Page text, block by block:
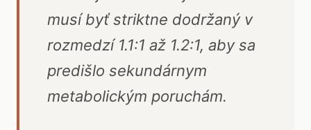
musí byť striktne dodržaný v
rozmedzí 1.1:1 až 1.2:1, aby sa
predišlo sekundárnym
metabolickým poruchám.